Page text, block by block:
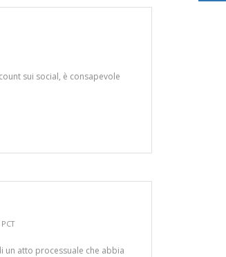
sui social, è consapevole
PCT
di un atto processuale che abbia